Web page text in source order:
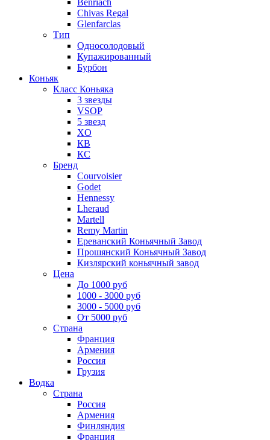
Chivas Regal
Glenfarclas
Тип
Односолодовый
Купажированный
Бурбон
Коньяк
Класс Коньяка
3 звезды
VSOP
5 звезд
XO
КВ
КС
Бренд
Courvoisier
Godet
Hennessy
Lheraud
Martell
Remy Martin
Ереванский Коньячный Завод
Прошянский Коньячный Завод
Кизлярский коньячный завод
Цена
До 1000 руб
1000 - 3000 руб
3000 - 5000 руб
От 5000 руб
Страна
Франция
Армения
Россия
Грузия
Водка
Страна
Россия
Армения
Финляндия
Франция